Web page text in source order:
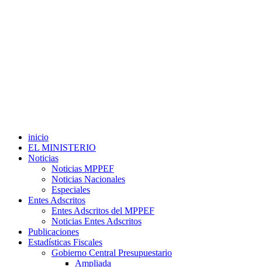
inicio
EL MINISTERIO
Noticias
Noticias MPPEF
Noticias Nacionales
Especiales
Entes Adscritos
Entes Adscritos del MPPEF
Noticias Entes Adscritos
Publicaciones
Estadísticas Fiscales
Gobierno Central Presupuestario
Ampliada